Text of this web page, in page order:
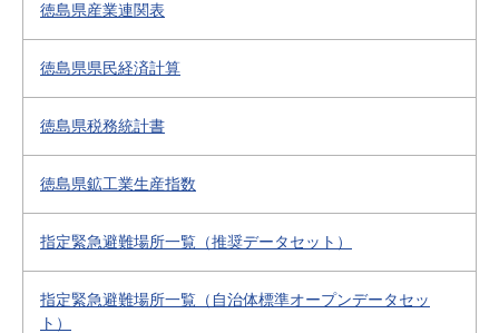
徳島県産業連関表
徳島県県民経済計算
徳島県税務統計書
徳島県鉱工業生産指数
指定緊急避難場所一覧（推奨データセット）
指定緊急避難場所一覧（自治体標準オープンデータセッ
ト）